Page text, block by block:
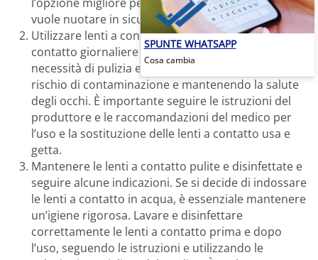
vuole nuotare in sicurezza.
Utilizzare lenti a contatto usa e getta. Le lenti a
contatto giornaliere monouso eliminano la
necessità di pulizia e disinfezione, riducendo il
rischio di contaminazione e mantenendo la salute
degli occhi. È importante seguire le istruzioni del
produttore e le raccomandazioni del medico per
l’uso e la sostituzione delle lenti a contatto usa e
getta.
Mantenere le lenti a contatto pulite e disinfettate e
seguire alcune indicazioni. Se si decide di indossare
le lenti a contatto in acqua, è essenziale mantenere
un’igiene rigorosa. Lavare e disinfettare
correttamente le lenti a contatto prima e dopo
l’uso, seguendo le istruzioni e utilizzando le
SPUNTE WHATSAPP
Cosa cambia